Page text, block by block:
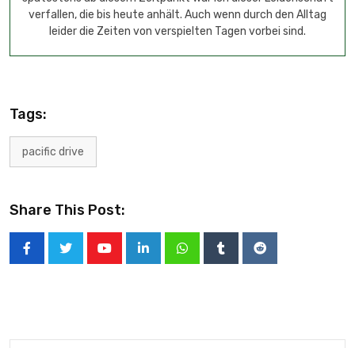
verfallen, die bis heute anhält. Auch wenn durch den Alltag
leider die Zeiten von verspielten Tagen vorbei sind.
Tags:
pacific drive
Share This Post: